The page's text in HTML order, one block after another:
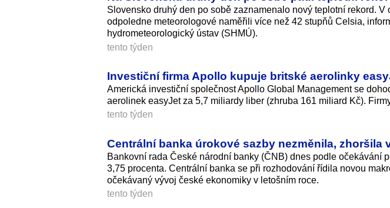
Slovensko druhý den po sobě zaznamenalo nový teplotní rekord.
odpoledne meteorologové naměřili více než 42 stupňů Celsia,
hydrometeorologický ústav (SHMÚ).
tento týden
Investiční firma Apollo kupuje britské aerolinky
Americká investiční společnost Apollo Global Management se
aerolinek easyJet za 5,7 miliardy liber (zhruba 161 miliard Kč).
tento týden
Centrální banka úrokové sazby nezměnila, zhoršila
Bankovní rada České národní banky (ČNB) dnes podle očekávání
3,75 procenta. Centrální banka se při rozhodování řídila novou
očekávaný vývoj české ekonomiky v letošním roce.
tento týden